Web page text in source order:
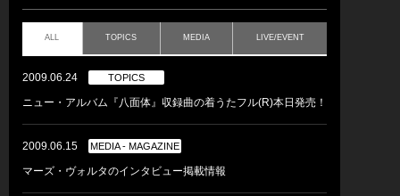
ALL TOPICS MEDIA LIVE/EVENT
2009.06.24 TOPICS
ニュー・アルバム『八面体』収録曲の着うたフル(R)本日発売！
2009.06.15 MEDIA - MAGAZINE
マーズ・ヴォルタのインタビュー掲載情報